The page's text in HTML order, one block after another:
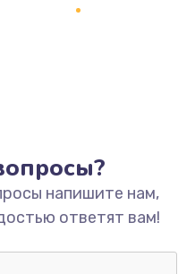
напишите нам,
ответят вам!